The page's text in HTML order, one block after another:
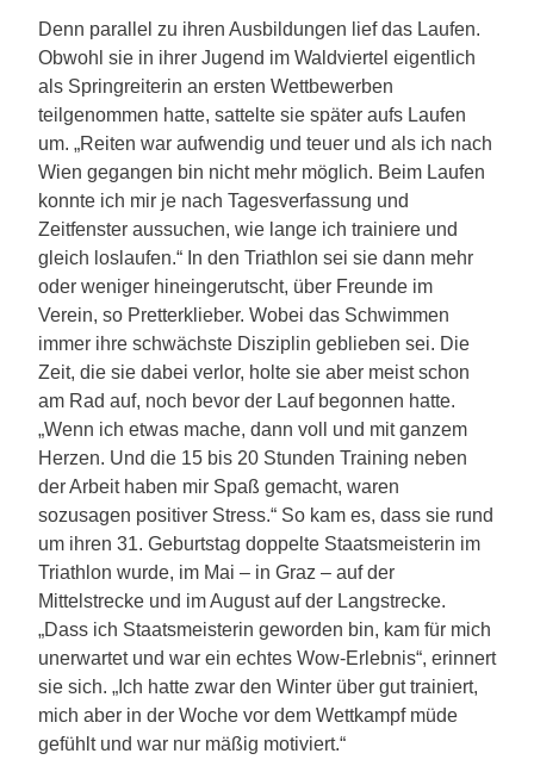
Denn parallel zu ihren Ausbildungen lief das Laufen.
Obwohl sie in ihrer Jugend im Waldviertel eigentlich
als Springreiterin an ersten Wettbewerben
teilgenommen hatte, sattelte sie später aufs Laufen
um. „Reiten war aufwendig und teuer und als ich nach
Wien gegangen bin nicht mehr möglich. Beim Laufen
konnte ich mir je nach Tagesverfassung und
Zeitfenster aussuchen, wie lange ich trainiere und
gleich loslaufen.“ In den Triathlon sei sie dann mehr
oder weniger hineingerutscht, über Freunde im
Verein, so Pretterklieber. Wobei das Schwimmen
immer ihre schwächste Disziplin geblieben sei. Die
Zeit, die sie dabei verlor, holte sie aber meist schon
am Rad auf, noch bevor der Lauf begonnen hatte.
„Wenn ich etwas mache, dann voll und mit ganzem
Herzen. Und die 15 bis 20 Stunden Training neben
der Arbeit haben mir Spaß gemacht, waren
sozusagen positiver Stress.“ So kam es, dass sie rund
um ihren 31. Geburtstag doppelte Staatsmeisterin im
Triathlon wurde, im Mai – in Graz – auf der
Mittelstrecke und im August auf der Langstrecke.
„Dass ich Staatsmeisterin geworden bin, kam für mich
unerwartet und war ein echtes Wow-Erlebnis“, erinnert
sie sich. „Ich hatte zwar den Winter über gut trainiert,
mich aber in der Woche vor dem Wettkampf müde
gefühlt und war nur mäßig motiviert.“